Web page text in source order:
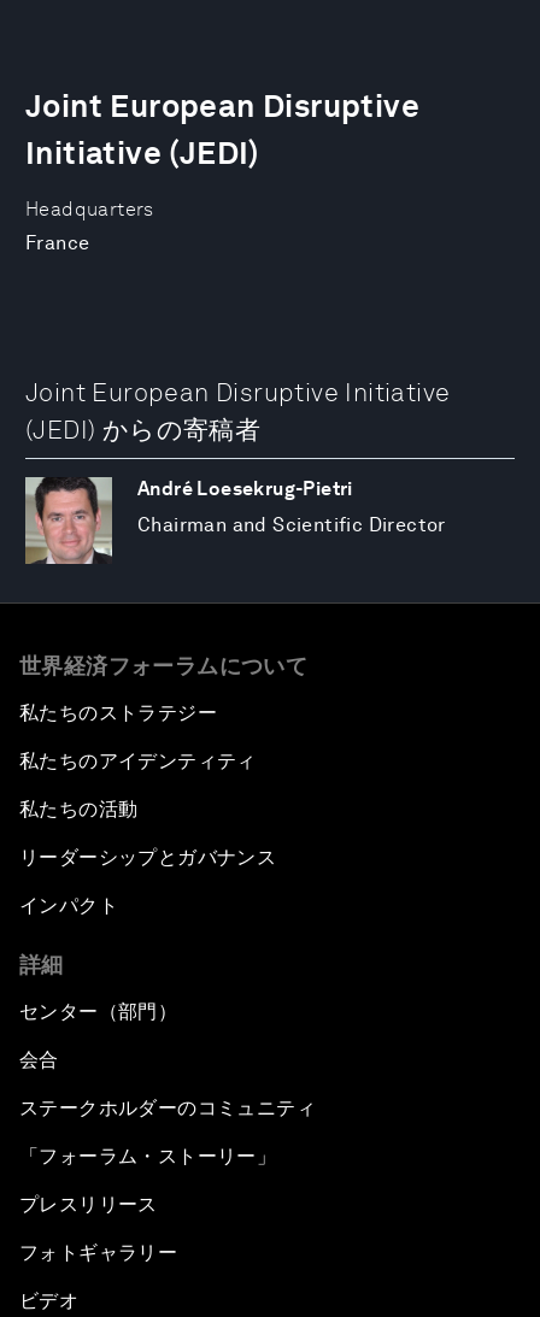
Headquarters
France
Joint European Disruptive
Initiative (JEDI)
Joint European Disruptive Initiative
(JEDI) からの寄稿者
André Loesekrug-Pietri
Chairman and Scientific Director
世界経済フォーラムについて
私たちのストラテジー
私たちのアイデンティティ
私たちの活動
リーダーシップとガバナンス
インパクト
詳細
センター（部門）
会合
ステークホルダーのコミュニティ
「フォーラム・ストーリー」
プレスリリース
フォトギャラリー
ビデオ